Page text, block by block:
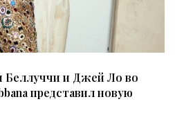
и Джей Ло во
представил новую